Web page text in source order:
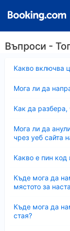
Въпроси -
Какво включва
Мога ли да
Как да разбера,
Мога ли да
чрез уеб сайта
Какво е пин
Къде мога да
мястото за
Къде мога да
стая?